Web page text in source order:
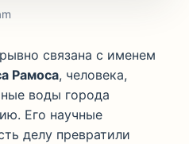
связана с именем
Рамоса, человека,
воды города
Его научные
делу превратили